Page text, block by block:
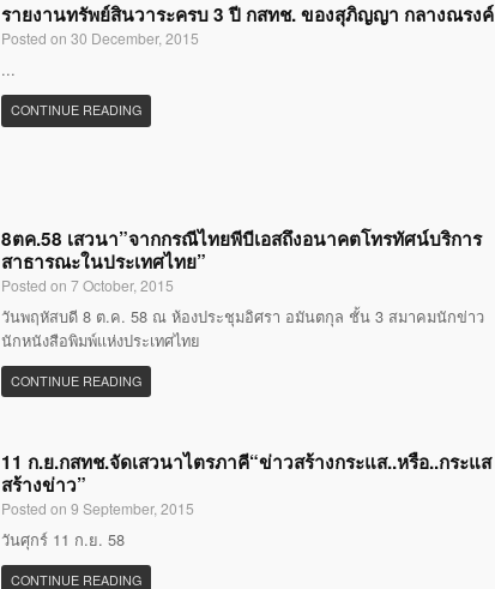
รายงานทรัพย์สินวาระครบ 3 ปี กสทช. ของสุภิญญา กลางณรงค์
Posted on 30 December, 2015
...
CONTINUE READING
8ตค.58 เสวนา”จากกรณีไทยพีบีเอสถึงอนาคตโทรทัศน์บริการ
สาธารณะในประเทศไทย”
Posted on 7 October, 2015
วันพฤหัสบดี 8 ต.ค. 58 ณ ห้องประชุมอิศรา อมันตกุล ชั้น 3 สมาคมนักข่าว
นักหนังสือพิมพ์แห่งประเทศไทย
CONTINUE READING
11 ก.ย.กสทช.จัดเสวนาไตรภาคี“ข่าวสร้างกระแส..หรือ..กระแส
สร้างข่าว”
Posted on 9 September, 2015
วันศุกร์ 11 ก.ย. 58
CONTINUE READING